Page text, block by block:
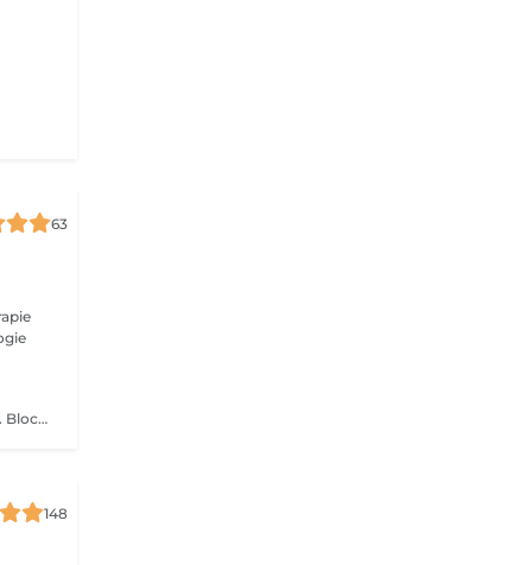
63
Massage ostéopathie énergétique des méridiens et organes. Blocage de l'auto-guérison et du mieux-être. Prise en charge phytotherapeutique associé.
148